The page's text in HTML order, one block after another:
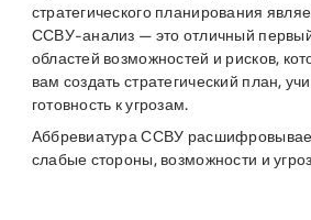
стратегического планирования
ССВУ-анализ — это отличный
областей возможностей и рисков,
вам создать стратегический план,
готовность к угрозам.
Аббревиатура ССВУ
слабые стороны, возможности и